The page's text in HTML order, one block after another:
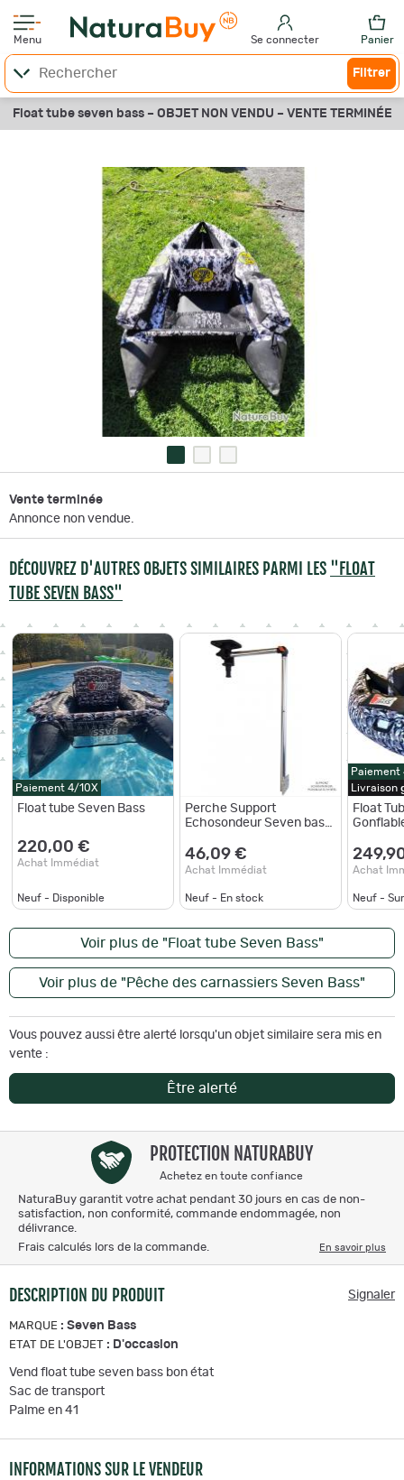
Menu Se connecter Panier
Filtrer
Float tube seven bass – OBJET NON VENDU – VENTE TERMINÉE
Vente terminée
Annonce non vendue.
DÉCOUVREZ D'AUTRES OBJETS SIMILAIRES PARMI LES "FLOAT
TUBE SEVEN BASS"
Paiement 4/10X
Float tube Seven Bass
220,00 €
Achat Immédiat
Neuf - Disponible
Perche Support
Echosondeur Seven bass
46,09 €
Achat Immédiat
Neuf - En stock
Paiement
Livraison
Float
SEVEN
130 Kg
Achat
Neuf -
Voir plus de "Float tube Seven Bass"
Voir plus de "Pêche des carnassiers Seven Bass"
Vous pouvez aussi être alerté lorsqu'un objet similaire sera mis en
vente :
Être alerté
PROTECTION NATURABUY
Achetez en toute confiance
NaturaBuy garantit votre achat pendant 30 jours en cas de non-
satisfaction, non conformité, commande endommagée, non
délivrance.
Frais calculés lors de la commande.
En savoir plus
DESCRIPTION DU PRODUIT Signaler
MARQUE : Seven Bass
ETAT DE L'OBJET : D'occasion
Vend float tube seven bass bon état
Sac de transport
Palme en 41
INFORMATIONS SUR LE VENDEUR